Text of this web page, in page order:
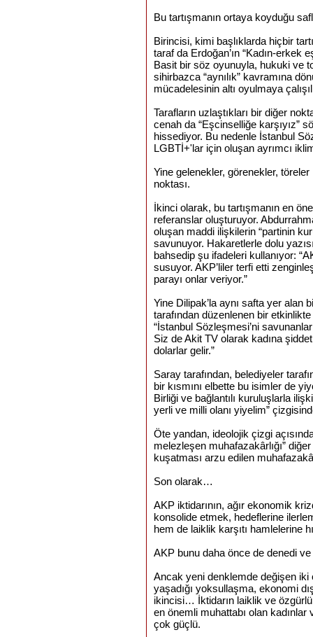
Bu tartışmanın ortaya koyduğu
Birincisi, kimi başlıklarda hiçbir
taraf da Erdoğan’ın “Kadın-erkek
Basit bir söz oyunuyla, hukuki ve
sihirbazca “aynılık” kavramına
mücadelesinin altı oyulmaya
Tarafların uzlaştıkları bir diğer
cenah da “Eşcinselliğe karşıyız”
hissediyor. Bu nedenle İstanbul
LGBTİ+'lar için oluşan ayrımcı
Yine gelenekler, görenekler,
noktası.
İkinci olarak, bu tartışmanın en
referanslar oluşturuyor.
oluşan maddi ilişkilerin “partinin
savunuyor. Hakaretlerle dolu
bahsedip şu ifadeleri kullanıyor:
susuyor. AKP’liler terfi etti
parayı onlar veriyor.”
Yine Dilipak’la aynı safta yer alan
tarafından düzenlenen bir
“İstanbul Sözleşmesi’ni
Siz de Akit TV olarak kadına
dolarlar gelir.”
Saray tarafından, belediyeler
bir kısmını elbette bu isimler de
Birliği ve bağlantılı kuruluşlarla
yerli ve milli olanı yiyelim”
Öte yandan, ideolojik çizgi
melezleşen muhafazakârlığı”
kuşatması arzu edilen
Son olarak…
AKP iktidarının, ağır ekonomik
konsolide etmek, hedeflerine
hem de laiklik karşıtı hamlelerine
AKP bunu daha önce de denedi
Ancak yeni denklemde değişen
yaşadığı yoksullaşma, ekonomi
ikincisi… İktidarın laiklik ve
en önemli muhattabı olan
çok güçlü.